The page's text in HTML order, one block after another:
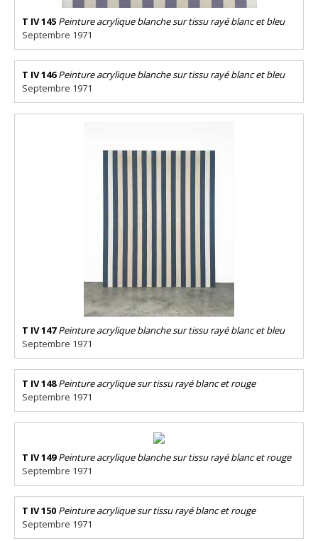
T IV 145 Peinture acrylique blanche sur tissu rayé blanc et bleu
Septembre 1971
T IV 146 Peinture acrylique blanche sur tissu rayé blanc et bleu
Septembre 1971
T IV 147 Peinture acrylique blanche sur tissu rayé blanc et bleu
Septembre 1971
T IV 148 Peinture acrylique sur tissu rayé blanc et rouge
Septembre 1971
T IV 149 Peinture acrylique blanche sur tissu rayé blanc et rouge
Septembre 1971
T IV 150 Peinture acrylique sur tissu rayé blanc et rouge
Septembre 1971